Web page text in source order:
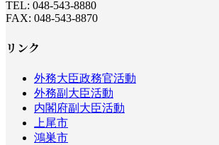
TEL: 048-543-8880
FAX: 048-543-8870
リンク
外務大臣政務官活動
外務副大臣活動
内閣府副大臣活動
上尾市
鴻巣市